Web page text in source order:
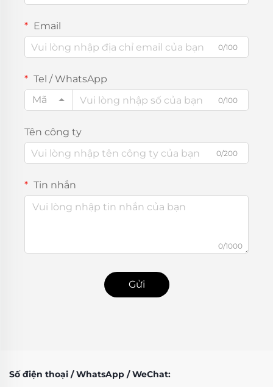
Email
0/100
Tel / WhatsApp
Mã
0/100
Tên công ty
0/200
Tin nhắn
0/1000
Gửi
Số điện thoại / WhatsApp / WeChat: